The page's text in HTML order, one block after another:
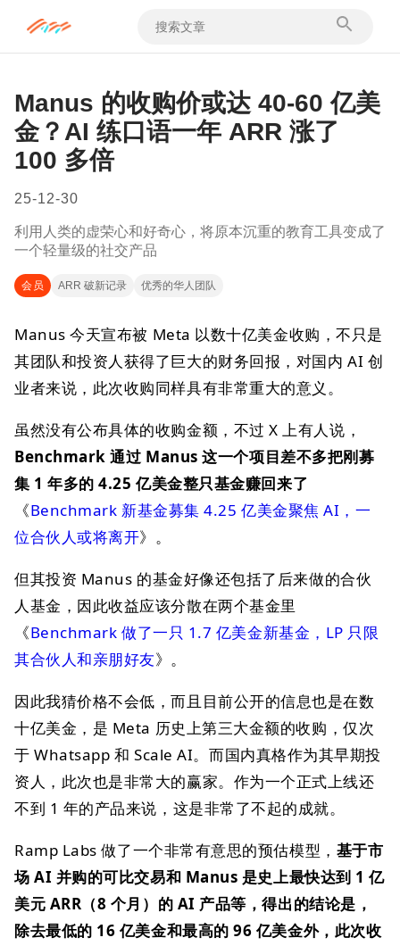
Manus 的收购价或达 40-60 亿美
金？AI 练口语一年 ARR 涨了
100 多倍
25-12-30
利用人类的虚荣心和好奇心，将原本沉重的教育工具变成了
一个轻量级的社交产品
会员 ARR 破新记录 优秀的华人团队
Manus 今天宣布被 Meta 以数十亿美金收购，不只是
其团队和投资人获得了巨大的财务回报，对国内 AI 创
业者来说，此次收购同样具有非常重大的意义。
虽然没有公布具体的收购金额，不过 X 上有人说，
Benchmark 通过 Manus 这一个项目差不多把刚募
集 1 年多的 4.25 亿美金整只基金赚回来了
《Benchmark 新基金募集 4.25 亿美金聚焦 AI，一
位合伙人或将离开》。
但其投资 Manus 的基金好像还包括了后来做的合伙
人基金，因此收益应该分散在两个基金里
《Benchmark 做了一只 1.7 亿美金新基金，LP 只限
其合伙人和亲朋好友》。
因此我猜价格不会低，而且目前公开的信息也是在数
十亿美金，是 Meta 历史上第三大金额的收购，仅次
于 Whatsapp 和 Scale AI。而国内真格作为其早期投
资人，此次也是非常大的赢家。作为一个正式上线还
不到 1 年的产品来说，这是非常了不起的成就。
Ramp Labs 做了一个非常有意思的预估模型， 基于市
场 AI 并购的可比交易和 Manus 是史上最快达到 1 亿
美元 ARR（8 个月）的 AI 产品等，得出的结论是，
除去最低的 16 亿美金和最高的 96 亿美金外，此次收